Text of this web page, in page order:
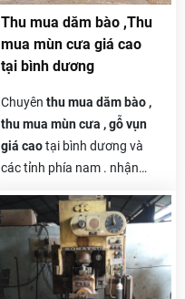
Thu mua dăm bào ,Thu
mua mùn cưa giá cao
tại bình dương
Chuyên thu mua dăm bào ,
thu mua mùn cưa , gỗ vụn
giá caotại bình dương và
các tỉnh phía nam . nhận
của các công ty trong và
ngoài nước với khối lượng
không giới hạn .